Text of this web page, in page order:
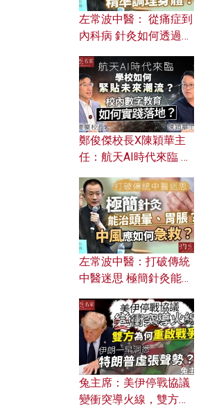
左常波中醫： 從痛症到
內科病 針灸如何透過解
鄭俊傑校長X陳穎華主
任：航天AI時代來臨 學
校內數字教育如何實踐
落地？
左常波中醫：打破傳統
中醫迷思 極簡針灸能治
何急救？
兔主席：美伊停戰協議
變衝突導火線，雙方為